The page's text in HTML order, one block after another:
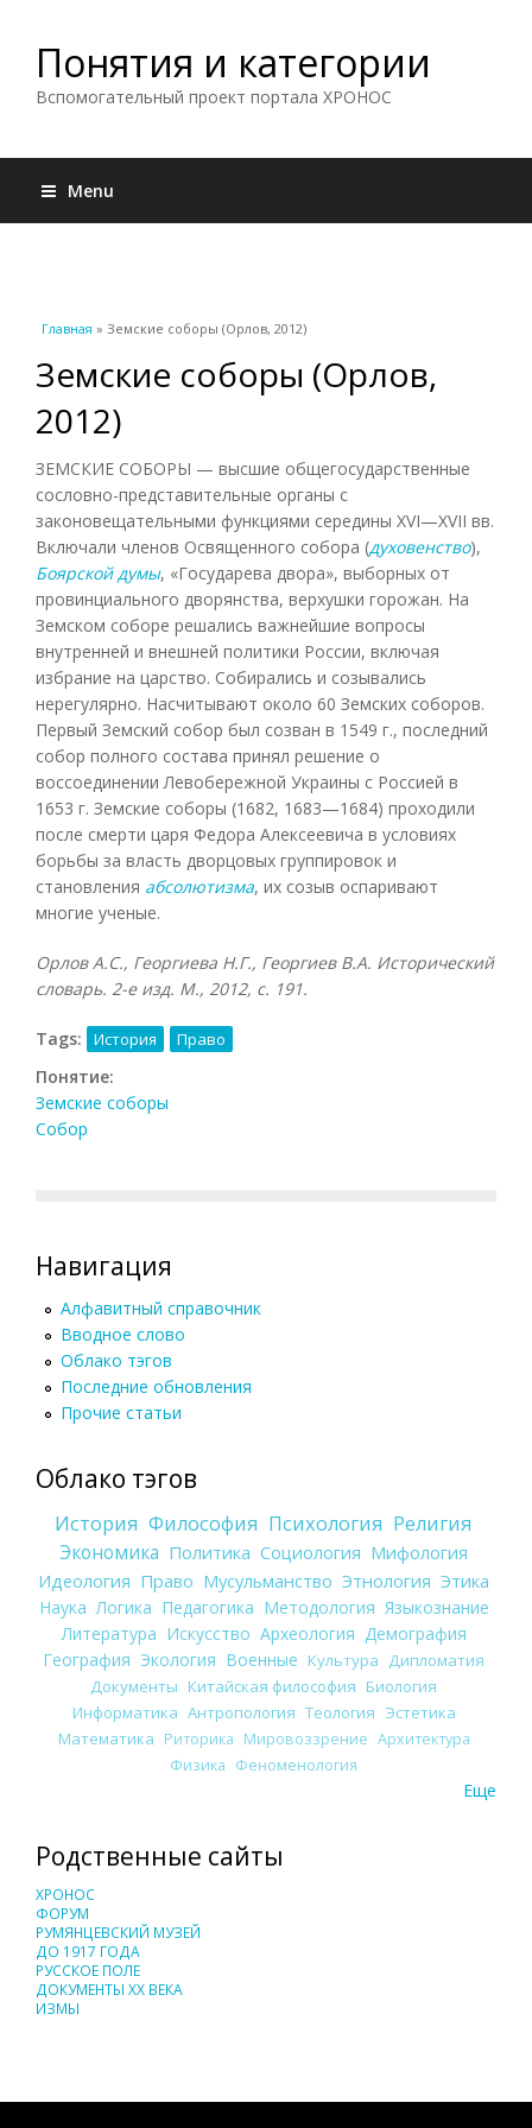
Понятия и категории
Вспомогательный проект портала ХРОНОС
Menu
Вы здесь
Главная » Земские соборы (Орлов, 2012)
Земские соборы (Орлов,
2012)
ЗЕМСКИЕ СОБОРЫ — высшие общегосударственные
сословно-представительные органы с
законовещательными функциями середины XVI—XVII вв.
Включали членов Освященного собора (духовенство),
Боярской думы, «Государева двора», выборных от
провинциального дворянства, верхушки горожан. На
Земском соборе решались важнейшие вопросы
внутренней и внешней политики России, включая
избрание на царство. Собирались и созывались
нерегулярно. Насчитывают около 60 Земских соборов.
Первый Земский собор был созван в 1549 г., последний
собор полного состава принял решение о
воссоединении Левобережной Украины с Россией в
1653 г. Земские соборы (1682, 1683—1684) проходили
после смерти царя Федора Алексеевича в условиях
борьбы за власть дворцовых группировок и
становления абсолютизма, их созыв оспаривают
многие ученые.
Орлов А.С., Георгиева Н.Г., Георгиев В.А. Исторический
словарь. 2-е изд. М., 2012, с. 191.
Tags: История Право
Понятие:
Земские соборы
Собор
Навигация
Алфавитный справочник
Вводное слово
Облако тэгов
Последние обновления
Прочие статьи
Облако тэгов
История Философия Психология Религия
Экономика Политика Социология Мифология
Идеология Право Мусульманство Этнология Этика
Наука Логика Педагогика Методология Языкознание
Литература Искусство Археология Демография
География Экология Военные Культура
Дипломатия
Документы Китайская философия Биология
Информатика Антропология Теология Эстетика
Математика Риторика Мировоззрение Архитектура
Физика Феноменология
Еще
Родственные сайты
ХРОНОС
ФОРУМ
РУМЯНЦЕВСКИЙ МУЗЕЙ
ДО 1917 ГОДА
РУССКОЕ ПОЛЕ
ДОКУМЕНТЫ XX ВЕКА
ИЗМЫ